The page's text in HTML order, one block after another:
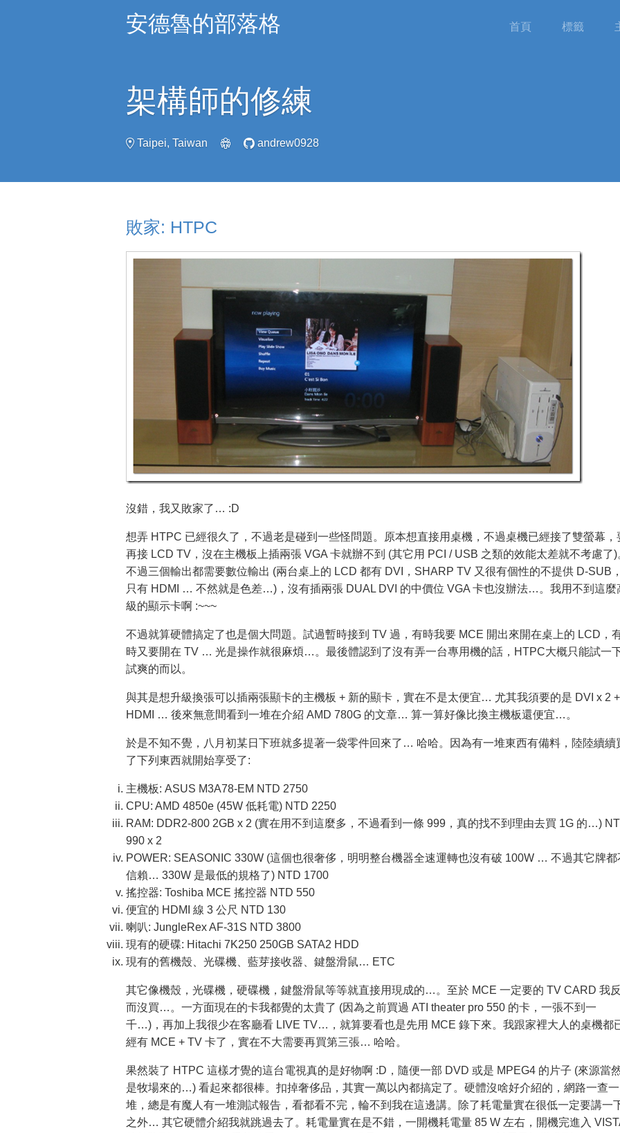
安德魯的部落格 首頁 標籤
架構師的修練
Taipei, Taiwan andrew0928
敗家: HTPC
沒錯，我又敗家了… :D
想弄 HTPC 已經很久了，不過老是碰到一些怪問題。原本想直接用桌機，不過桌機已經接了雙螢幕，
再接 LCD TV，沒在主機板上插兩張 VGA 卡就辦不到 (其它用 PCI / USB 之類的效能太差就不考慮了)
不過三個輸出都需要數位輸出 (兩台桌上的 LCD 都有 DVI，SHARP TV 又很有個性的不提供 D-SUB，
只有 HDMI … 不然就是色差…)，沒有插兩張 DUAL DVI 的中價位 VGA 卡也沒辦法…。我用不到這麼
級的顯示卡啊 :~~~
不過就算硬體搞定了也是個大問題。試過暫時接到 TV 過，有時我要 MCE 開出來開在桌上的 LCD，
時又要開在 TV … 光是操作就很麻煩…。最後體認到了沒有弄一台專用機的話，HTPC大概只能試一
試爽的而以。
與其是想升級換張可以插兩張顯卡的主機板 + 新的顯卡，實在不是太便宜… 尤其我須要的是 DVI x 2 +
HDMI … 後來無意間看到一堆在介紹 AMD 780G 的文章… 算一算好像比換主機板還便宜…。
於是不知不覺，八月初某日下班就多提著一袋零件回來了… 哈哈。因為有一堆東西有備料，陸陸續續
了下列東西就開始享受了:
主機板: ASUS M3A78-EM NTD 2750
CPU: AMD 4850e (45W 低耗電) NTD 2250
RAM: DDR2-800 2GB x 2 (實在用不到這麼多，不過看到一條 999，真的找不到理由去買 1G 的…)
990 x 2
POWER: SEASONIC 330W (這個也很奢侈，明明整台機器全速運轉也沒有破 100W … 不過其它牌都
信賴… 330W 是最低的規格了) NTD 1700
搖控器: Toshiba MCE 搖控器 NTD 550
便宜的 HDMI 線 3 公尺 NTD 130
喇叭: JungleRex AF-31S NTD 3800
現有的硬碟: Hitachi 7K250 250GB SATA2 HDD
現有的舊機殼、光碟機、藍芽接收器、鍵盤滑鼠… ETC
其它像機殼，光碟機，硬碟機，鍵盤滑鼠等等就直接用現成的…。至於 MCE 一定要的 TV CARD 我反
而沒買…。一方面現在的卡我都覺的太貴了 (因為之前買過 ATI theater pro 550 的卡，一張不到一
千…)，再加上我很少在客廳看 LIVE TV…，就算要看也是先用 MCE 錄下來。我跟家裡大人的桌機都
經有 MCE + TV 卡了，實在不大需要再買第三張… 哈哈。
果然裝了 HTPC 這樣才覺的這台電視真的是好物啊 :D，隨便一部 DVD 或是 MPEG4 的片子 (來源當
是牧場來的…) 看起來都很棒。扣掉奢侈品，其實一萬以內都搞定了。硬體沒啥好介紹的，網路一查一
堆，總是有魔人有一堆測試報告，看都看不完，輪不到我在這邊講。除了耗電量實在很低一定要講一
之外… 其它硬體介紹我就跳過去了。耗電量實在是不錯，一開機耗電量 85 W 左右，開機完進入